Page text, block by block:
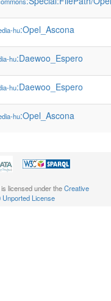
hu:Opel_Ascona
hu:Daewoo_Espero
hu:Daewoo_Espero
hu:Opel_Ascona
licensed under theCreative
Unported License